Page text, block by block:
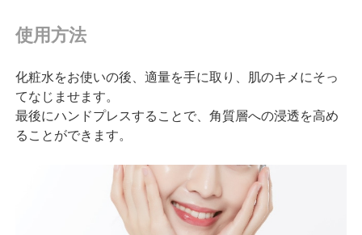
使用方法
化粧水をお使いの後、適量を手に取り、肌のキメにそっ
てなじませます。
最後にハンドプレスすることで、角質層への浸透を高め
ることができます。